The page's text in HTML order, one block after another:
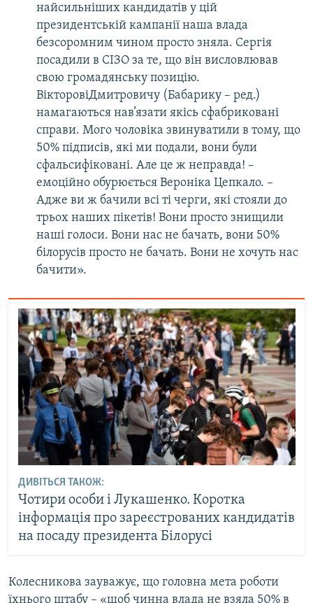
найсильніших кандидатів у цій
президентській кампанії наша влада
безсоромним чином просто зняла. Сергія
посадили в СІЗО за те, що він висловлював
свою громадянську позицію.
ВікторовіДмитровичу (Бабарику – ред.)
намагаються нав’язати якісь сфабриковані
справи. Мого чоловіка звинуватили в тому, що
50% підписів, які ми подали, вони були
сфальсифіковані. Але це ж неправда! –
емоційно обурюється Вероніка Цепкало. –
Адже ви ж бачили всі ті черги, які стояли до
трьох наших пікетів! Вони просто знищили
наші голоси. Вони нас не бачать, вони 50%
білорусів просто не бачать. Вони не хочуть нас
бачити».
ДИВІТЬСЯ ТАКОЖ:
Чотири особи і Лукашенко. Коротка
інформація про зареєстрованих кандидатів
на посаду президента Білорусі
Колесникова зауважує, що головна мета роботи
їхнього штабу – «щоб чинна влада не взяла 50% в